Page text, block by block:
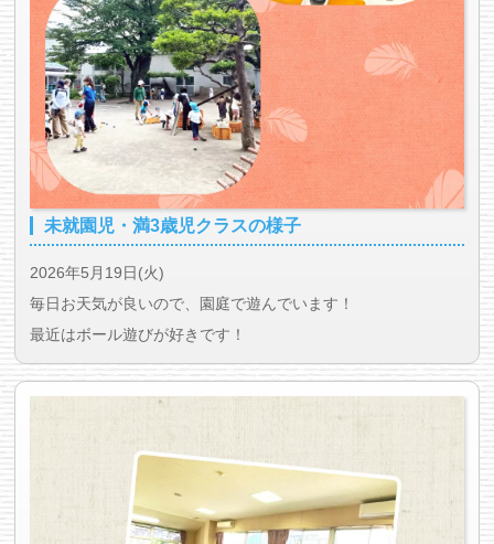
未就園児・満3歳児クラスの様子
2026年5月19日(火)
毎日お天気が良いので、園庭で遊んでいます！
最近はボール遊びが好きです！